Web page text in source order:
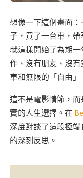
想像一下這個畫面：
子，買了一台車，帶
就這樣開始了為期
作、沒有朋友、沒
車和無限的「自由」
這不是電影情節，而
實的人生選擇。在
深度對談了這段極
的深刻反思。